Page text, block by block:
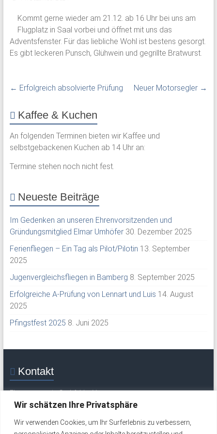
Wir schätzen Ihre Privatsphäre
Wir verwenden Cookies, um Ihr Surferlebnis zu verbessern,
Kommt gerne wieder am 21.12. ab 16 Uhr bei uns am
Flugplatz in Saal vorbei und öffnet mit uns das
Adventsfenster. Für das liebliche Wohl ist bestens gesorgt.
Es gibt leckeren Punsch, Glühwein und gegrillte Bratwurst.
← Erfolgreich absolvierte Prüfung Neuer Motorsegler →
Kaffee & Kuchen
An folgenden Terminen bieten wir Kaffee und
selbstgebackenen Kuchen ab 14 Uhr an:
Termine stehen noch nicht fest.
Neueste Beiträge
Im Gedenken an unseren Ehrenvorsitzenden und
Gründungsmitglied Elmar Umhöfer 30. Dezember 2025
Ferienfliegen – Ein Tag als Pilot/Pilotin 13. September
2025
Jugenvergleichsfliegen in Bamberg 8. September 2025
Erfolgreiche A-Prüfung von Lennart und Luis 14. August
2025
Pfingstfest 2025 8. Juni 2025
Kontakt
Flugsportverein Grabfeld e. V.
Mittelweg 30
Tel.: +49 (0) 9762 277 (Flugplatz / Wochenende)